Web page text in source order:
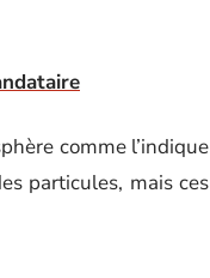
comme l’indique
particules, mais ces